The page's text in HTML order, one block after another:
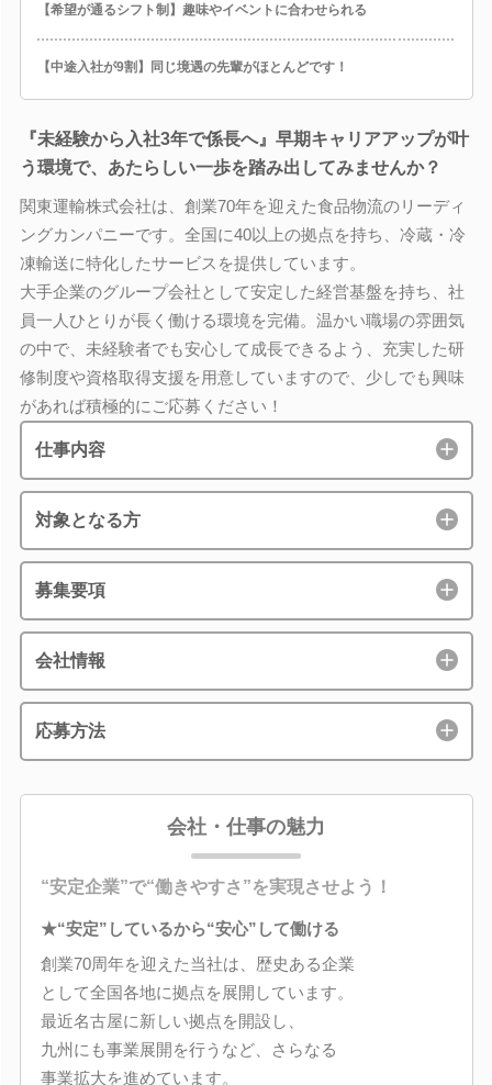
【希望が通るシフト制】趣味やイベントに合わせられる
【中途入社が9割】同じ境遇の先輩がほとんどです！
『未経験から入社3年で係長へ』早期キャリアアップが叶
う環境で、あたらしい一歩を踏み出してみませんか？
関東運輸株式会社は、創業70年を迎えた食品物流のリーディ
ングカンパニーです。全国に40以上の拠点を持ち、冷蔵・冷
凍輸送に特化したサービスを提供しています。
大手企業のグループ会社として安定した経営基盤を持ち、社
員一人ひとりが長く働ける環境を完備。温かい職場の雰囲気
の中で、未経験者でも安心して成長できるよう、充実した研
修制度や資格取得支援を用意していますので、少しでも興味
があれば積極的にご応募ください！
仕事内容
対象となる方
募集要項
会社情報
応募方法
会社・仕事の魅力
“安定企業”で“働きやすさ”を実現させよう！
★“安定”しているから“安心”して働ける
創業70周年を迎えた当社は、歴史ある企業
として全国各地に拠点を展開しています。
最近名古屋に新しい拠点を開設し、
九州にも事業展開を行うなど、さらなる
事業拡大を進めています。